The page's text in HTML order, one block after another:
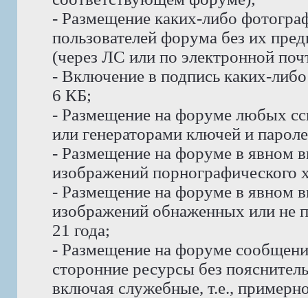
- Размещение каких-либо
пользователей форума без их
(через ЛС или по электронной
- Включение в подпись каких-
6 КБ;
- Размещение на форуме любых
или генераторами ключей и
- Размещение на форуме в явном
изображений порнографического
- Размещение на форуме в явном
изображений обнаженных или не
21 года;
- Размещение на форуме
сторонние ресурсы без
включая служебные, т.е.,